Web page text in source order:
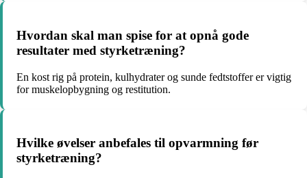
Hvordan skal man spise for at opnå gode
resultater med styrketræning?
En kost rig på protein, kulhydrater og sunde fedtstoffer er vigtig
for muskelopbygning og restitution.
Hvilke øvelser anbefales til opvarmning før
styrketræning?